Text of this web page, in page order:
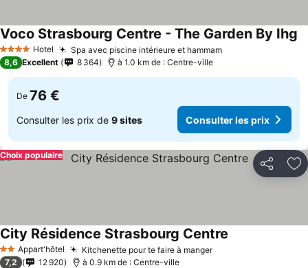
4 Étoiles Hotel Spa avec piscine intérieure et hammam
Voco Strasbourg Centre - The Garden By Ihg
8,6 Excellent 8 364 à 1.0 km de : Centre-ville
De 76 €
Consulter les prix de 9 sites Consulter les prix
Partager
Choix populaire
2 ÉtoilesAppart'hôtel Kitchenette pour te faire à manger
City Résidence Strasbourg Centre
7,2 12 920 à 0.9 km de : Centre-ville